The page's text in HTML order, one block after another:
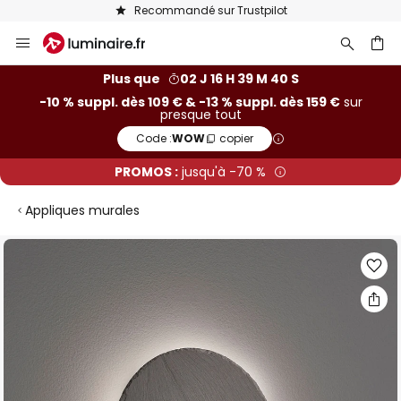
Recommandé sur Trustpilot
Allez
au
Plus que
02 J 16 H 39 M 39 S
-10 % suppl. dès 109 € & -13 % suppl. dès 159 €sur
presque tout
Code :WOW copier
PROMOS : jusqu'à -70 %
Appliques murales
Skip